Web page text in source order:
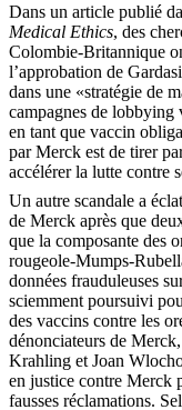
Dans un article publié
Medical Ethics, des
Colombie-Britannique
l’approbation de
dans une «stratégie de
campagnes de
en tant que vaccin
par Merck est de tirer
accélérer la lutte contre
Un autre scandale a
de Merck après que
que la composante des
rougeole-Mumps-
données frauduleuses
sciemment poursuivi
des vaccins contre les
dénonciateurs de
Krahling et Joan
en justice contre Merck
fausses réclamations.